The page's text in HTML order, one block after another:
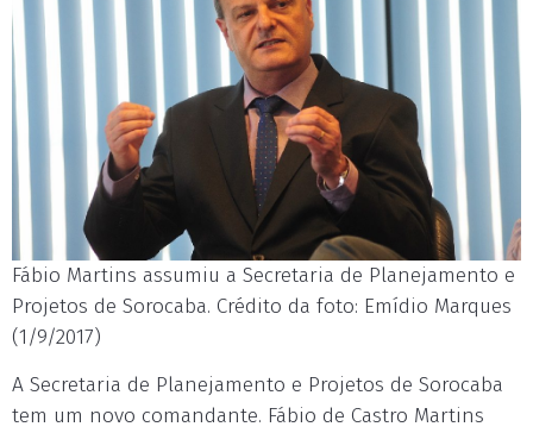
Fábio Martins assumiu a Secretaria de Planejamento e
Projetos de Sorocaba. Crédito da foto: Emídio Marques
(1/9/2017)
A Secretaria de Planejamento e Projetos de Sorocaba
tem um novo comandante. Fábio de Castro Martins